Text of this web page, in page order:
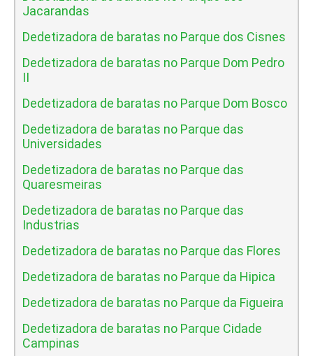
Jacarandas
Dedetizadora de baratas no Parque dos Cisnes
Dedetizadora de baratas no Parque Dom Pedro
II
Dedetizadora de baratas no Parque Dom Bosco
Dedetizadora de baratas no Parque das
Universidades
Dedetizadora de baratas no Parque das
Quaresmeiras
Dedetizadora de baratas no Parque das
Industrias
Dedetizadora de baratas no Parque das Flores
Dedetizadora de baratas no Parque da Hipica
Dedetizadora de baratas no Parque da Figueira
Dedetizadora de baratas no Parque Cidade
Campinas